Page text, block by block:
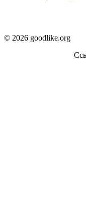
© 2026 goodlike.org